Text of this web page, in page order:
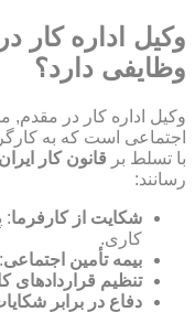
وکیل اداره
وظایفی دارد؟
وکیل اداره کار در
اجتماعی است که به
با تسلط بر قانون کار ایران
رسانند:
شکایت از کارفرما:
کاری.
بیمه تأمین اجتماعی
تنظیم قراردادهای
دفاع در برابر